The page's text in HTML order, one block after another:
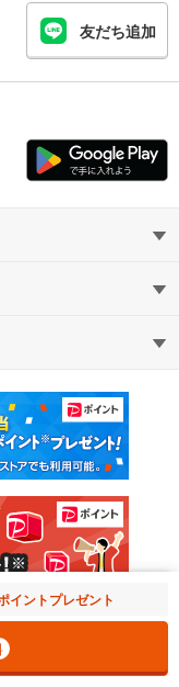
一覧を開く
イントプレゼント
友だち追加
ション
建て
住まいの先生